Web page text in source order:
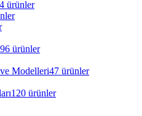
ürünler
96 ürünler
Modelleri47 ürünler
120 ürünler